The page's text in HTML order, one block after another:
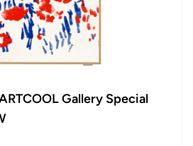
Gallery Special